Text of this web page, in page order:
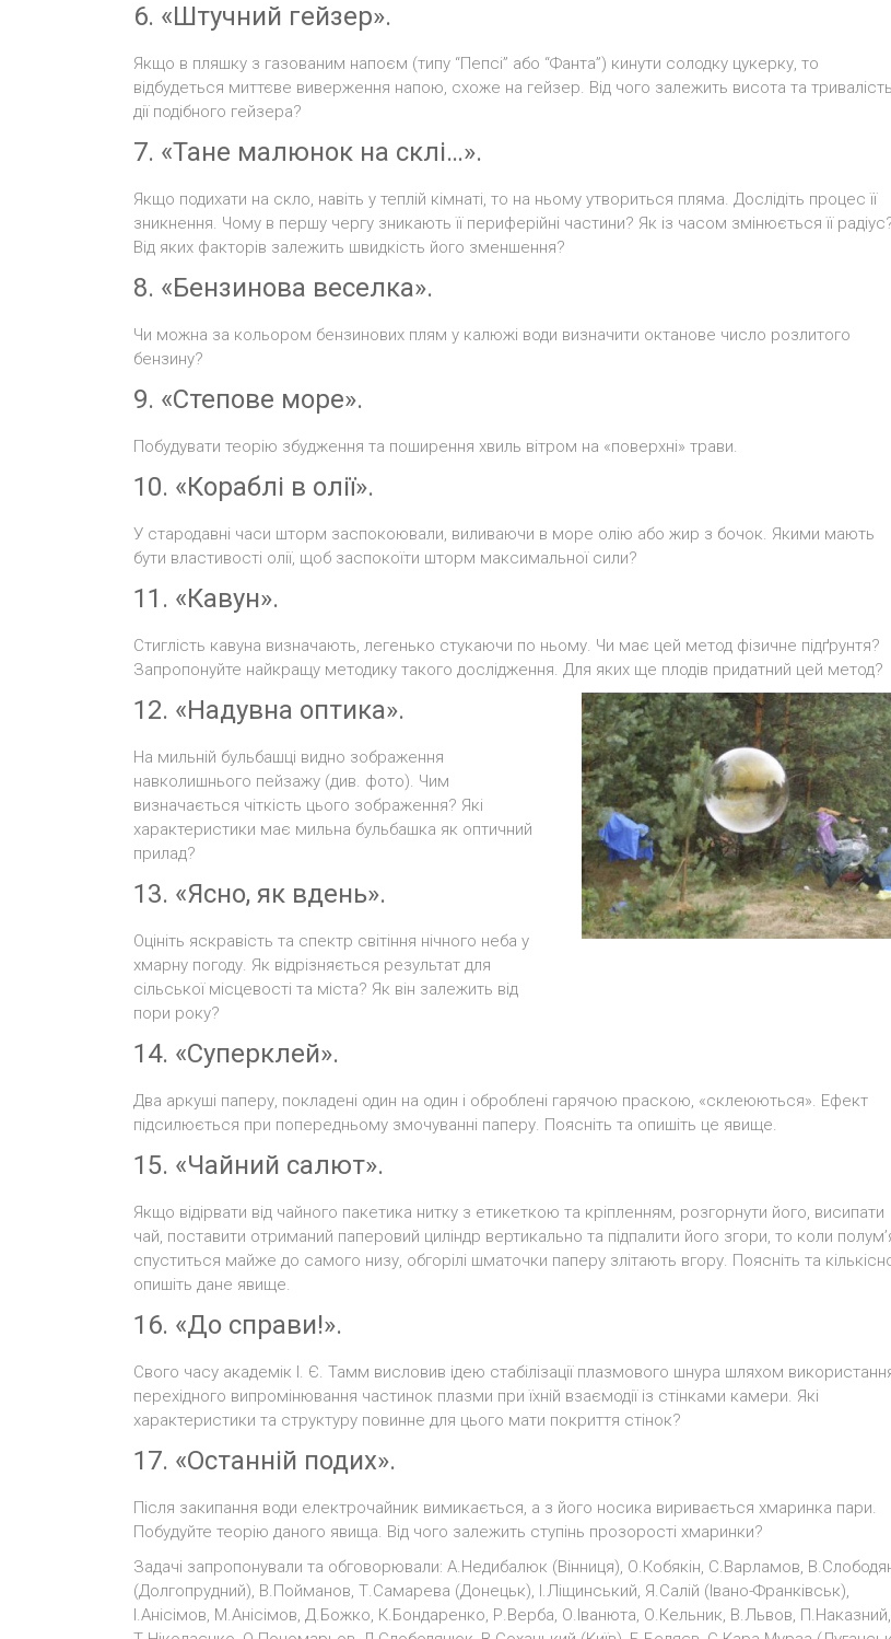
6. «Штучний гейзер».
Якщо в пляшку з газованим напоєм (типу “Пепсі” або “Фанта”) кинути солодку цукерку, то
відбудеться миттєве виверження напою, схоже на гейзер. Від чого залежить висота та тривалість
дії подібного гейзера?
7. «Тане малюнок на склі…».
Якщо подихати на скло, навіть у теплій кімнаті, то на ньому утвориться пляма. Дослідіть процес її
зникнення. Чому в першу чергу зникають її периферійні частини? Як із часом змінюється її
Від яких факторів залежить швидкість його зменшення?
8. «Бензинова веселка».
Чи можна за кольором бензинових плям у калюжі води визначити октанове число розлитого
бензину?
9. «Степове море».
Побудувати теорію збудження та поширення хвиль вітром на «поверхні» трави.
10. «Кораблі в олії».
У стародавні часи шторм заспокоювали, виливаючи в море олію або жир з бочок. Якими мають
бути властивості олії, щоб заспокоїти шторм максимальної сили?
11. «Кавун».
Стиглість кавуна визначають, легенько стукаючи по ньому. Чи має цей метод фізичне підґрунтя?
Запропонуйте найкращу методику такого дослідження. Для яких ще плодів придатний цей метод?
12. «Надувна оптика».
На мильній бульбашці видно зображення
навколишнього пейзажу (див. фото). Чим
визначається чіткість цього зображення? Які
характеристики має мильна бульбашка як оптичний
прилад?
13. «Ясно, як вдень».
Оцініть яскравість та спектр світіння нічного неба у
хмарну погоду. Як відрізняється результат для
сільської місцевості та міста? Як він залежить від
пори року?
14. «Суперклей».
Два аркуші паперу, покладені один на один і оброблені гарячою праскою, «склеюються». Ефект
підсилюється при попередньому змочуванні паперу. Поясніть та опишіть це явище.
15. «Чайний салют».
Якщо відірвати від чайного пакетика нитку з етикеткою та кріпленням, розгорнути його, висипати
чай, поставити отриманий паперовий циліндр вертикально та підпалити його згори, то коли
спуститься майже до самого низу, обгорілі шматочки паперу злітають вгору. Поясніть та
опишіть дане явище.
16. «До справи!».
Свого часу академік І. Є. Тамм висловив ідею стабілізації плазмового шнура шляхом
перехідного випромінювання частинок плазми при їхній взаємодії із стінками камери. Які
характеристики та структуру повинне для цього мати покриття стінок?
17. «Останній подих».
Після закипання води електрочайник вимикається, а з його носика виривається хмаринка пари.
Побудуйте теорію даного явища. Від чого залежить ступінь прозорості хмаринки?
Задачі запропонували та обговорювали: А.Недибалюк (Вінниця), О.Кобякін, С.Варламов,
(Долгопрудний), В.Пойманов, Т.Самарева (Донецьк), І.Ліщинський, Я.Салій (Івано-Франківськ),
І.Анісімов, М.Анісімов, Д.Божко, К.Бондаренко, Р.Верба, О.Іванюта, О.Кельник, В.Львов, П.Наказний,